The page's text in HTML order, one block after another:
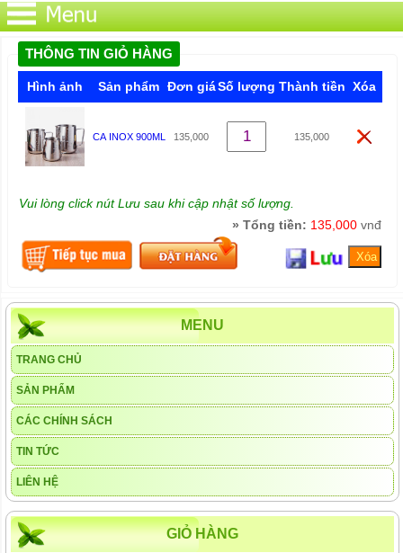
THÔNG TIN GIỎ HÀNG
Hình ảnh Sản phẩm Đơn giáSố lượng Thành tiền Xóa
CA INOX 900ML 135,000 135,000
Vui lòng click nút Lưu sau khi cập nhật số lượng.
» Tổng tiền: 135,000vnđ
MENU
TRANG CHỦ
SẢN PHẨM
CÁC CHÍNH SÁCH
TIN TỨC
LIÊN HỆ
GIỎ HÀNG